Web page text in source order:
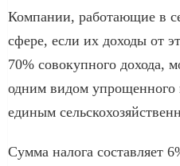
Компании, работающие в
сфере, если их доходы от
70% совокупного дохода,
одним видом
единым
Сумма налога составляет